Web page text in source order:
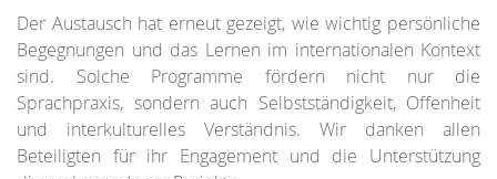
Der Austausch hat erneut gezeigt, wie wichtig persönliche
Begegnungen und das Lernen im internationalen Kontext
sind. Solche Programme fördern nicht nur die
Sprachpraxis, sondern auch Selbstständigkeit, Offenheit
und interkulturelles Verständnis. Wir danken allen
Beteiligten für ihr Engagement und die Unterstützung